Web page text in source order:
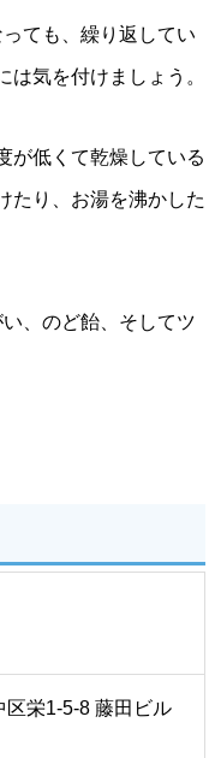
ても、繰り返してい
気を付けましょう。
が低くて乾燥している
たり、お湯を沸かした
、のど飴、そしてツ
区栄1-5-8 藤田ビル